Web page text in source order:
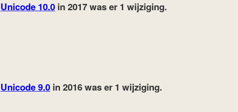
Unicode 10.0 in 2017was er 1 wijziging.
Unicode 9.0 in 2016was er 1 wijziging.